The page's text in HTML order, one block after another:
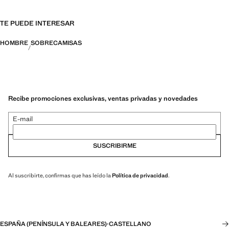
TE PUEDE INTERESAR
HOMBRE SOBRECAMISAS
Recibe promociones exclusivas, ventas privadas y novedades
E-mail
SUSCRIBIRME
Al suscribirte, confirmas que has leído la Política de privacidad.
ESPAÑA (PENÍNSULA Y BALEARES)·CASTELLANO